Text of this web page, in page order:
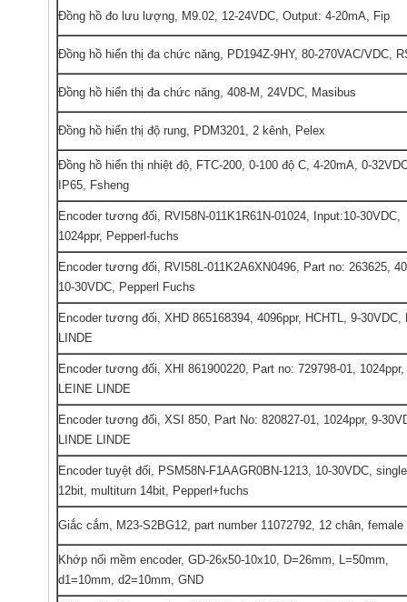
Đồng hồ đo lưu lượng, M9.02, 12-24VDC, Output: 4-20mA, Fip
Đồng hồ hiển thị đa chức năng, PD194Z-9HY, 80-270VAC/VDC,
Đồng hồ hiển thị đa chức năng, 408-M, 24VDC, Masibus
Đồng hồ hiển thị độ rung, PDM3201, 2 kênh, Pelex
Đồng hồ hiển thị nhiệt độ, FTC-200, 0-100 độ C, 4-20mA, 0-
IP65, Fsheng
Encoder tương đối, RVI58N-011K1R61N-01024, Input:10-30VDC,
1024ppr, Pepperl-fuchs
Encoder tương đối, RVI58L-011K2A6XN0496, Part no: 263625,
10-30VDC, Pepperl Fuchs
Encoder tương đối, XHD 865168394, 4096ppr, HCHTL, 9-30VDC,
LINDE
Encoder tương đối, XHI 861900220, Part no: 729798-01, 1024ppr,
LEINE LINDE
Encoder tương đối, XSI 850, Part No: 820827-01, 1024ppr, 9-
LINDE LINDE
Encoder tuyệt đối, PSM58N-F1AAGR0BN-1213, 10-30VDC,
12bit, multiturn 14bit, Pepperl+fuchs
Giắc cắm, M23-S2BG12, part number 11072792, 12 chân, female
Khớp nối mềm encoder, GD-26x50-10x10, D=26mm, L=50mm,
d1=10mm, d2=10mm, GND